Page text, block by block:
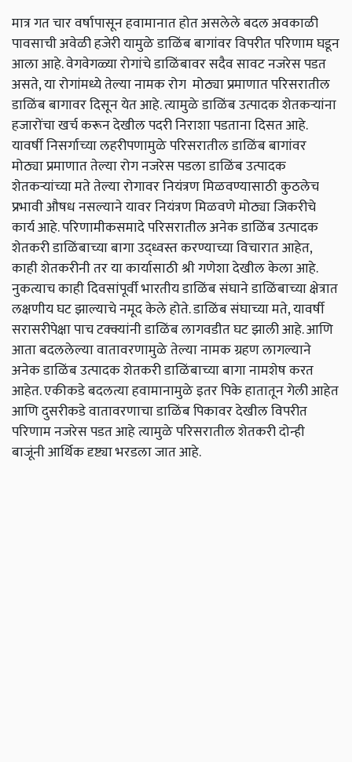
मात्र गत चार वर्षापासून हवामानात होत असलेले बदल अवकाळी
पावसाची अवेळी हजेरी यामुळे डाळिंब बागांवर विपरीत परिणाम घडून
आला आहे. वेगवेगळ्या रोगांचे डाळिंबावर सदैव सावट नजरेस पडत
असते, या रोगांमध्ये तेल्या नामक रोग मोठ्या प्रमाणात परिसरातील
डाळिंब बागावर दिसून येत आहे. त्यामुळे डाळिंब उत्पादक शेतकऱ्यांना
हजारोंचा खर्च करून देखील पदरी निराशा पडताना दिसत आहे.
यावर्षी निसर्गाच्या लहरीपणामुळे परिसरातील डाळिंब बागांवर
मोठ्या प्रमाणात तेल्या रोग नजरेस पडला डाळिंब उत्पादक
शेतकऱ्यांच्या मते तेल्या रोगावर नियंत्रण मिळवण्यासाठी कुठलेच
प्रभावी औषध नसल्याने यावर नियंत्रण मिळवणे मोठ्या जिकरीचे
कार्य आहे. परिणामीकसमादे परिसरातील अनेक डाळिंब उत्पादक
शेतकरी डाळिंबाच्या बागा उद्ध्वस्त करण्याच्या विचारात आहेत,
काही शेतकरीनी तर या कार्यासाठी श्री गणेशा देखील केला आहे.
नुकत्याच काही दिवसांपूर्वी भारतीय डाळिंब संघाने डाळिंबाच्या क्षेत्रात
लक्षणीय घट झाल्याचे नमूद केले होते. डाळिंब संघाच्या मते, यावर्षी
सरासरीपेक्षा पाच टक्क्यांनी डाळिंब लागवडीत घट झाली आहे. आणि
आता बदललेल्या वातावरणामुळे तेल्या नामक ग्रहण लागल्याने
अनेक डाळिंब उत्पादक शेतकरी डाळिंबाच्या बागा नामशेष करत
आहेत. एकीकडे बदलत्या हवामानामुळे इतर पिके हातातून गेली आहेत
आणि दुसरीकडे वातावरणाचा डाळिंब पिकावर देखील विपरीत
परिणाम नजरेस पडत आहे त्यामुळे परिसरातील शेतकरी दोन्ही
बाजूंनी आर्थिक दृष्ट्या भरडला जात आहे.